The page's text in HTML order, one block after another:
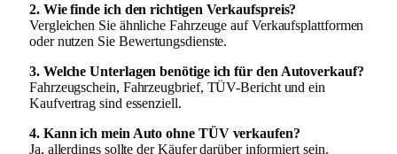
2. Wie finde ich den richtigen Verkaufspreis?
Vergleichen Sie ähnliche Fahrzeuge auf Verkaufsplattformen
oder nutzen Sie Bewertungsdienste.
3. Welche Unterlagen benötige ich für den Autoverkauf?
Fahrzeugschein, Fahrzeugbrief, TÜV-Bericht und ein
Kaufvertrag sind essenziell.
4. Kann ich mein Auto ohne TÜV verkaufen?
Ja, allerdings sollte der Käufer darüber informiert sein.